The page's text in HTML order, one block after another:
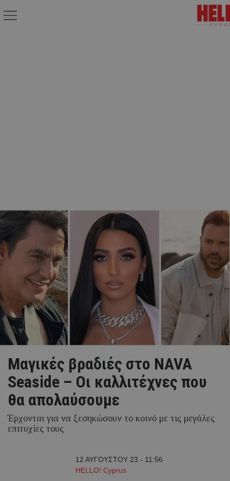
Μαγικές βραδιές στο NAVA
Seaside – Οι καλλιτέχνες που
θα απολαύσουμε
Έρχονται για να ξεσηκώσουν το κοινό με τις μεγάλες
επιτυχίες τους
12 ΑΥΓΟΥΣΤΟΥ 23 - 11:56
HELLO! Cyprus